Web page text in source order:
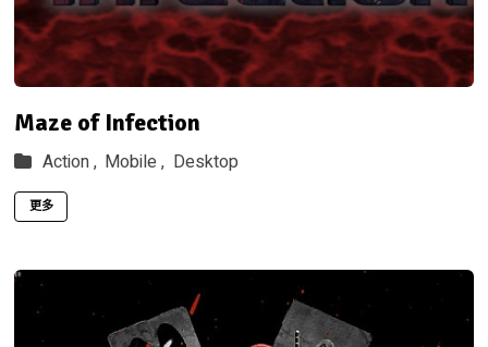
Maze of Infection
Action , Mobile , Desktop
更多